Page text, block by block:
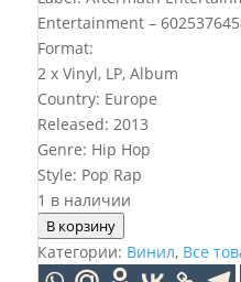
Entertainment –
Format:
2 x Vinyl, LP, Album
Country: Europe
Released: 2013
Genre: Hip Hop
Style: Pop Rap
1 в наличии
Количество
товара
Eminem
В корзину
Категории: Винил, Все